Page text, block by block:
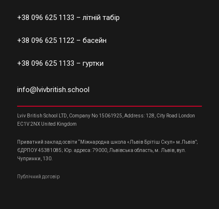
+38 096 625 1133 – літній табір
+38 096 625 1122 – басейн
+38 096 625 1133 – гуртки
info@lvivbritish.school
Lviv British School LTD, Company No 15061925, Address: 128, City Road London
EC1V 2NX United Kingdom
Приватний заклад освіти “Міжнародна школа «Львів Брітіш Скул» м.Львів”;
ЄДРПОУ 45381085; Юр. адреса: 79000, Львівська область, м. Львів, вул.
Чупринки, 130.
Публічний договір